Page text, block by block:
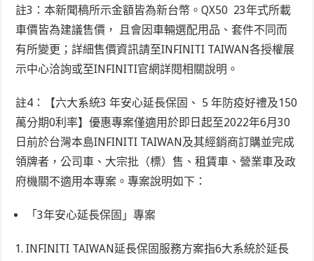
註3：本新聞稿所示金額皆為新台幣。QX50 23年式所載
車價皆為建議售價， 且會因車輛選配用品、套件不同而
有所變更；詳細售價資訊請至INFINITI TAIWAN各授權展
示中心洽詢或至INFINITI官網詳閱相關說明 。
註4：【六大系統3 年安心延長保固、 5 年防疫好禮及150
萬分期0利率】優惠專案僅適用於即日起至2022年6月30
日前於台灣本島INFINITI TAIWAN及其經銷商訂購並完成
領牌者，公司車、大宗批（標）售、租賃車、營業車及政
府機關不適用本專案。專案說明如下：
「3年安心延長保固」專案
INFINITI TAIWAN延長保固服務方案指6大系統於延長